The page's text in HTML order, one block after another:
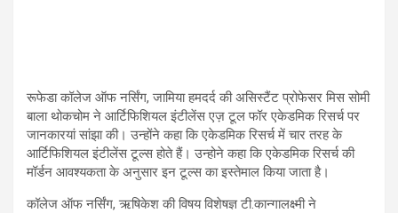
रूफेडा कॉलेज ऑफ नर्सिंग, जामिया हमदर्द की असिस्टैंट प्रोफेसर मिस सोमी
बाला थोकचोम ने आर्टिफिशियल इंटीलेंस एज़ टूल फॉर एकेडमिक रिसर्च पर
जानकारयां सांझा की। उन्होंने कहा कि एकेडमिक रिसर्च में चार तरह के
आर्टिफिशियल इंटीलेंस टूल्स होते हैं। उन्होने कहा कि एकेडमिक रिसर्च की
मॉर्डन आवश्यकता के अनुसार इन टूल्स का इस्तेमाल किया जाता है।
कॉलेज ऑफ नर्सिंग, ऋषिकेश की विषय विशेषज्ञ टी.कान्गालक्ष्मी ने